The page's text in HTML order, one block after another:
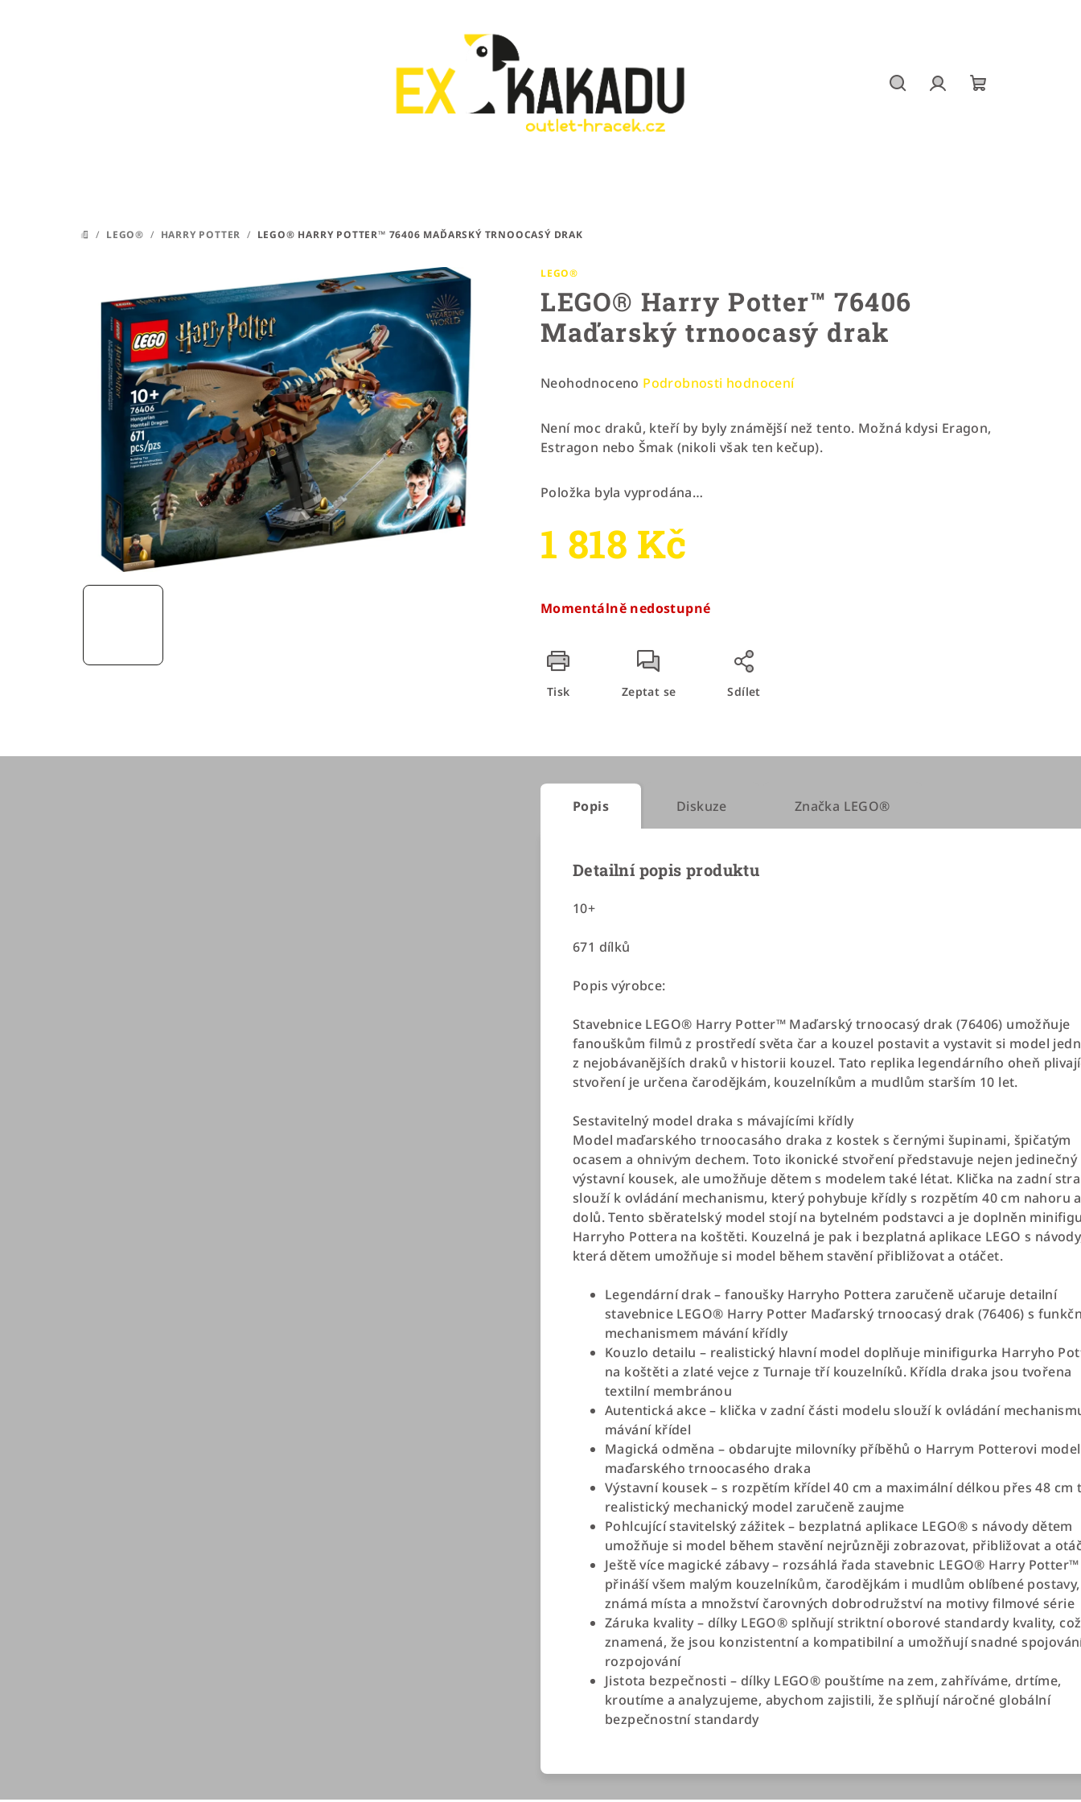
DOMŮ
/ LEGO® / HARRY POTTER / LEGO® HARRY POTTER™ 76406 MAĎARSKÝ TRNOOCASÝ DRAK
LEGO®
LEGO® Harry Potter™ 76406
Maďarský trnoocasý drak
Průměrné
produktu
je
5
Neohodnoceno Podrobnosti hodnocení
Není moc draků, kteří by byly známější než tento. Možná kdysi Eragon,
Estragon nebo Šmak (nikoli však ten kečup).
Položka byla vyprodána…
1 818 Kč
cena:
Momentálně nedostupné
Tisk Zeptat se Sdílet
Popis Diskuze Značka LEGO®
Detailní popis produktu
10+
671 dílků
Popis výrobce:
Stavebnice LEGO® Harry Potter™ Maďarský trnoocasý drak (76406) umožňuje
fanouškům filmů z prostředí světa čar a kouzel postavit a vystavit si model
z nejobávanějších draků v historii kouzel. Tato replika legendárního oheň
stvoření je určena čarodějkám, kouzelníkům a mudlům starším 10 let.
Sestavitelný model draka s mávajícími křídly
Model maďarského trnoocasáho draka z kostek s černými šupinami, špičatým
ocasem a ohnivým dechem. Toto ikonické stvoření představuje nejen jedinečný
výstavní kousek, ale umožňuje dětem s modelem také létat. Klička na zadní
slouží k ovládání mechanismu, který pohybuje křídly s rozpětím 40 cm nahoru a
dolů. Tento sběratelský model stojí na bytelném podstavci a je doplněn
Harryho Pottera na koštěti. Kouzelná je pak i bezplatná aplikace LEGO s
která dětem umožňuje si model během stavění přibližovat a otáčet.
Legendární drak – fanoušky Harryho Pottera zaručeně učaruje detailní
stavebnice LEGO® Harry Potter Maďarský trnoocasý drak (76406) s
mechanismem mávání křídly
Kouzlo detailu – realistický hlavní model doplňuje minifigurka Harryho
na koštěti a zlaté vejce z Turnaje tří kouzelníků. Křídla draka jsou tvořena
textilní membránou
Autentická akce – klička v zadní části modelu slouží k ovládání
mávání křídel
Magická odměna – obdarujte milovníky příběhů o Harrym Potterovi
maďarského trnoocasého draka
Výstavní kousek – s rozpětím křídel 40 cm a maximální délkou přes 48 cm
realistický mechanický model zaručeně zaujme
Pohlcující stavitelský zážitek – bezplatná aplikace LEGO® s návody dětem
umožňuje si model během stavění nejrůzněji zobrazovat, přibližovat a
Ještě více magické zábavy – rozsáhlá řada stavebnic LEGO® Harry Potter™
přináší všem malým kouzelníkům, čarodějkám i mudlům oblíbené postavy,
známá místa a množství čarovných dobrodružství na motivy filmové série
Záruka kvality – dílky LEGO® splňují striktní oborové standardy kvality, což
znamená, že jsou konzistentní a kompatibilní a umožňují snadné
rozpojování
Jistota bezpečnosti – dílky LEGO® pouštíme na zem, zahříváme, drtíme,
kroutíme a analyzujeme, abychom zajistili, že splňují náročné globální
bezpečnostní standardy